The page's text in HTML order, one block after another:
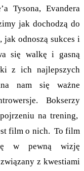
Tysona, Evandera
jak dochodzą do
odnoszą sukces i
się walkę i gasną
z ich najlepszych
nam się ważne
Bokserzy
na trening,
film o nich. To film
w pewną wizję
z kwestiami